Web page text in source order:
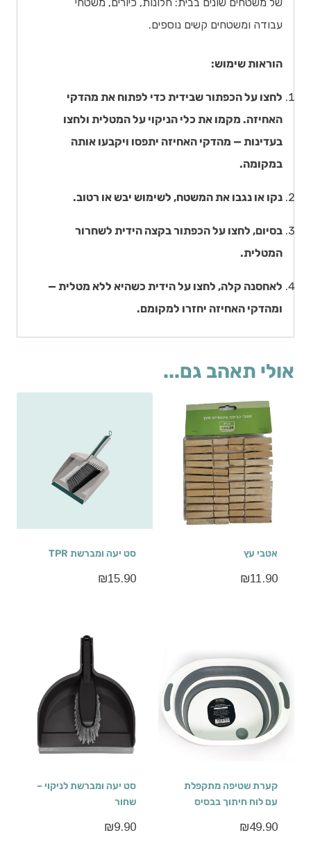
עבודה ומשטחים קשים נוספים.
הוראות שימוש:
לחצו על הכפתור שבידית כדי לפתוח את מהדקי
האחיזה. מקמו את כלי הניקוי על המטלית ולחצו
בעדינות — מהדקי האחיזה יתפסו ויקבעו אותה
במקומה.
נקו או נגבו את המשטח, לשימוש יבש או רטוב.
בסיום, לחצו על הכפתור בקצה הידית לשחרור
המטלית.
לאחסנה קלה, לחצו על הידית כשהיא ללא מטלית —
ומהדקי האחיזה יחזרו למקומם.
אולי תאהב גם...
אטבי עץ
₪11.90
סט יעה ומברשת TPR
₪15.90
קערת שטיפה מתקפלת
עם לוח חיתוך בבסיס
₪49.90
סט יעה ומברשת לניקוי –
שחור
₪9.90